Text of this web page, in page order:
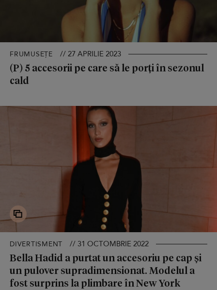
FRUMUSEȚE // 27 APRILIE 2023
(P) 5 accesorii pe care să le porți în sezonul
cald
DIVERTISMENT // 31 OCTOMBRIE 2022
Bella Hadid a purtat un accesoriu pe cap și
un pulover supradimensionat. Modelul a
fost surprins la plimbare în New York